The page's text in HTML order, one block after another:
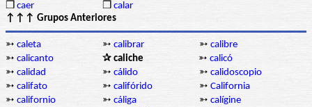
❒ caer ❒ calar
↑↑↑ Grupos Anteriores
➳ caleta ➳ calibrar ➳ calibre
➳ calicanto ✰ caliche ➳ calicó
➳ calidad ➳ cálido ➳ calidoscopio
➳ califato ➳ califórido ➳ California
➳ californio ➳ cáliga ➳ calígine